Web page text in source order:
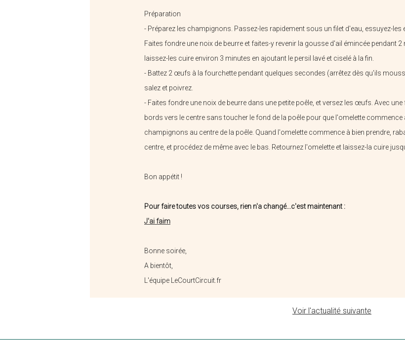
La Saponerie Aci La Ferme La Ferme Du
Préparation
- Préparez les champignons. Passez-les rapidement sous un filet d'eau, essuyez-les
Faites fondre une noix de beurre et faites-y revenir la gousse d'ail émincée pendant
laissez-les cuire environ 3 minutes en ajoutant le persil lavé et ciselé à la fin.
- Battez 2 œufs à la fourchette pendant quelques secondes (arrêtez dès qu'ils
salez et poivrez.
- Faites fondre une noix de beurre dans une petite poêle, et versez les œufs. Avec
bords vers le centre sans toucher le fond de la poêle pour que l'omelette commence
champignons au centre de la poêle. Quand l'omelette commence à bien prendre,
centre, et procédez de même avec le bas. Retournez l'omelette et laissez-la cuire
Bon appétit !
Pour faire toutes vos courses, rien n'a changé...c'est maintenant :
J'ai faim
Bonne soirée,
A bientôt,
L'équipe LeCourtCircuit.fr
Voir l'actualité suivante